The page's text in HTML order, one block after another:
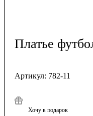
Платье
Артикул: 782-11
Хочу в подарок